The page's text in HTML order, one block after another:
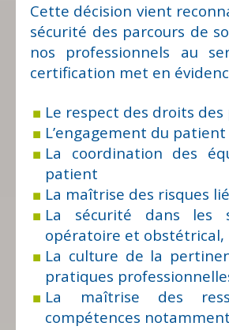
Cette décision vient
sécurité des parcours de
nos professionnels au
certification met en
Le respect des droits
L’engagement du
La coordination des
patient
La maîtrise des risques
La sécurité dans les
opératoire et obstétrical,
La culture de la
pratiques
La maîtrise des
compétences